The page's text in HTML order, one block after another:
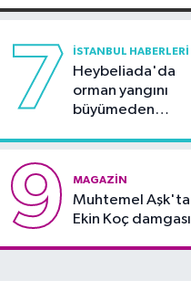
görüntülendi
7 İSTANBUL HABERLERI
Heybeliada'da
orman yangını
büyümeden
9 MAGAZIN
Muhtemel Aşk'ta
Ekin Koç damgası